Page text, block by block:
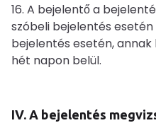
16. A bejelentő a
szóbeli bejelentés
bejelentés esetén,
hét napon belül.
IV. A bejelentés